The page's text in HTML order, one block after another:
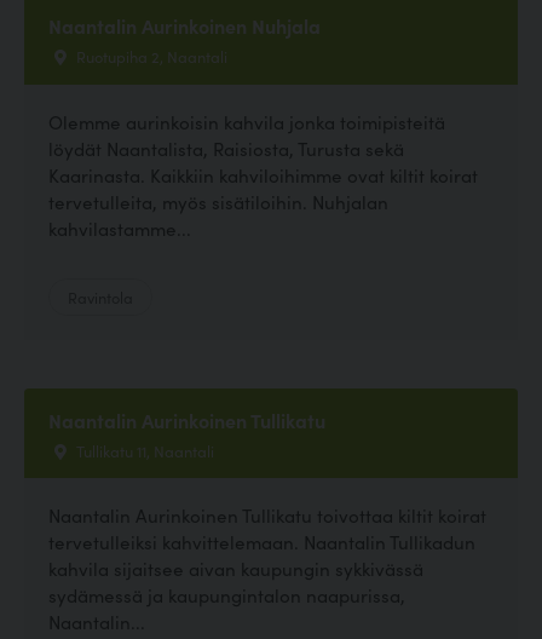
Naantalin Aurinkoinen Nuhjala
Ruotupiha 2, Naantali
Olemme aurinkoisin kahvila jonka toimipisteitä
löydät Naantalista, Raisiosta, Turusta sekä
Kaarinasta. Kaikkiin kahviloihimme ovat kiltit koirat
tervetulleita, myös sisätiloihin. Nuhjalan
kahvilastamme...
Naantalin Aurinkoinen Tullikatu
Tullikatu 11, Naantali
Naantalin Aurinkoinen Tullikatu toivottaa kiltit koirat
tervetulleiksi kahvittelemaan. Naantalin Tullikadun
kahvila sijaitsee aivan kaupungin sykkivässä
sydämessä ja kaupungintalon naapurissa,
Naantalin...